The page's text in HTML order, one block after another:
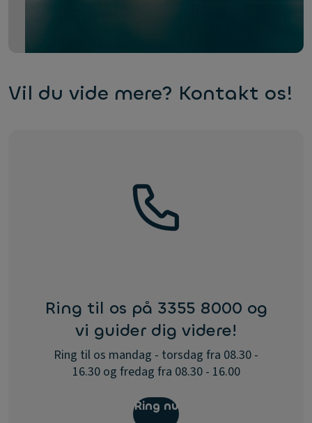
Vil du vide mere? Kontakt os!
Ring til os på 3355 8000 og
vi guider dig videre!
Ring til os mandag - torsdag fra 08.30 -
16.30 og fredag fra 08.30 - 16.00
Ring nu